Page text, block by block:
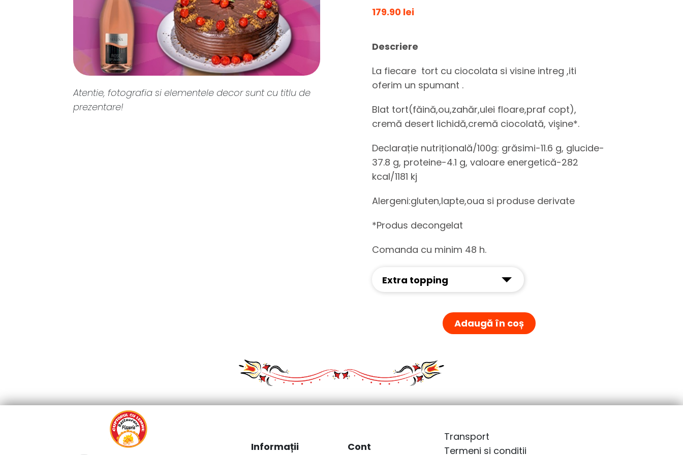
Atentie, fotografia si elementele decor sunt cu titlu de
prezentare!
179.90 lei
Descriere
La fiecare tort cu ciocolata si visine intreg ,iti
oferim un spumant .
Blat tort(făină,ou,zahăr,ulei floare,praf copt),
cremă desert lichidă,cremă ciocolată, vişine*.
Declarație nutrițională/100g: grăsimi-11.6 g, glucide-
37.8 g, proteine-4.1 g, valoare energetică-282
kcal/1181 kj
Alergeni:gluten,lapte,oua si produse derivate
*Produs decongelat
Comanda cu minim 48 h.
Extra topping
Adaugă în coș
Informații Cont
Transport
Termeni si conditii